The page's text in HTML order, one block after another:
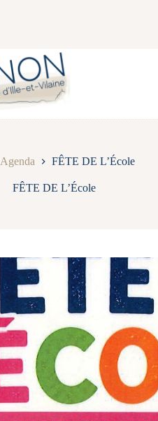
Agenda FÊTE DE L’École
FÊTE DE L’École